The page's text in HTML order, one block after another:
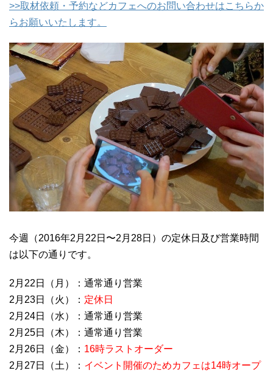
>>取材依頼・予約などカフェへのお問い合わせはこちらか
らお願いいたします。
今週（2016年2月22日〜2月28日）の定休日及び営業時間
は以下の通りです。
2月22日（月）：通常通り営業
2月23日（火）： 定休日
2月24日（水）：通常通り営業
2月25日（木）：通常通り営業
2月26日（金）： 16時ラストオーダー
2月27日（土）： イベント開催のためカフェは14時オープ